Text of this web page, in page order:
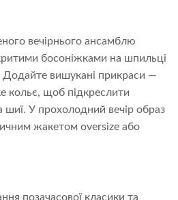
вечірнього ансамблю
босоніжками на шпильці
Додайте вишукані прикраси —
кольє, щоб підкреслити
шиї. У прохолодний вечір образ
жакетом oversize або
позачасової класики та